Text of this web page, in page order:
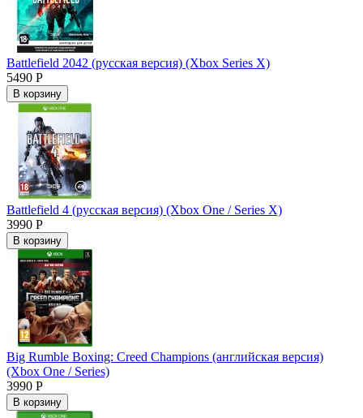
Battlefield 2042 (русская версия) (Xbox Series X)
5490 Р
В корзину
Battlefield 4 (русская версия) (Xbox One / Series X)
3990 Р
В корзину
Big Rumble Boxing: Creed Champions (английская версия)
(Xbox One / Series)
3990 Р
В корзину